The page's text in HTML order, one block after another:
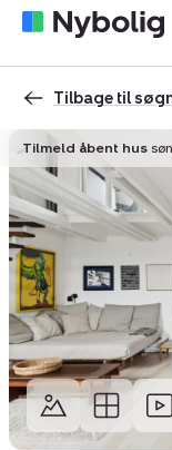
Tilbage til
Tilmeld åbent hus